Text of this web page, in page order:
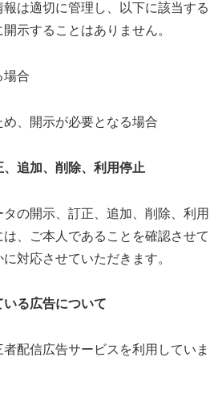
は適切に管理し、以下に該当する
示することはありません。
場合
め、開示が必要となる場合
追加、削除、利用停止
の開示、訂正、追加、削除、利用
、ご本人であることを確認させて
対応させていただきます。
る広告について
配信広告サービスを利用していま